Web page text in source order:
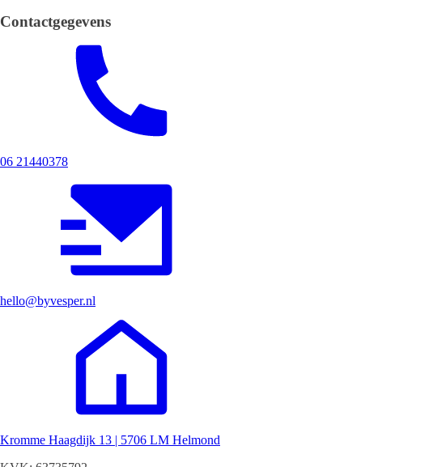
Contactgegevens
06 21440378
hello@byvesper.nl
Kromme Haagdijk 13 | 5706 LM Helmond